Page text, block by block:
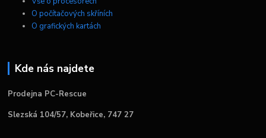
O počítačových skříních
O grafických kartách
Kde nás najdete
Prodejna PC-Rescue
Slezská 104/57, Kobeřice, 747 27